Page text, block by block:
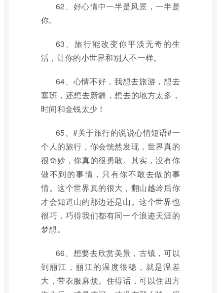
62、好心情中一半是风景，一半是
你。
63、旅行能改变你平淡无奇的生
活，让你的小世界和别人不一样。
64、心情不好，我想去旅游，想去
塞班，还想去新疆，想去的地方太多，
时间和金钱太少！
65、#关于旅行的说说心情短语#一
个人的旅行，你会恍然发现，世界真的
很奇妙，你真的很勇敢。其实，没有你
做不到的事情，只有你不敢去做的事
情。这个世界真的很大，翻山越岭后你
才会知道山的那边还是山。这个世界也
很巧，巧得我们都有同一个浪迹天涯的
梦想。
66、想要去欣赏美景，古镇，可以
到丽江，丽江的温度很稳，就是温差
大，带衣服麻烦。住得话，可以住四方